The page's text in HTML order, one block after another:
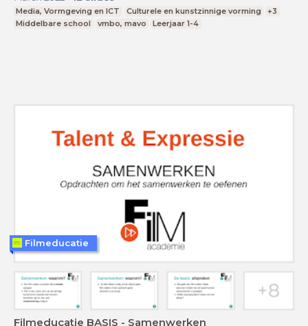
Media, Vormgeving en ICT Culturele en kunstzinnige vorming
+3
Middelbare school
vmbo, mavo Leerjaar 1-4
Filmeducatie BASIS - Samenwerken
Filmeducatie